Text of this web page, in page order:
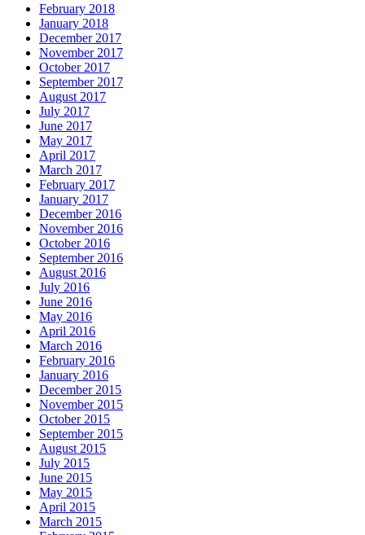
February 2018
January 2018
December 2017
November 2017
October 2017
September 2017
August 2017
July 2017
June 2017
May 2017
April 2017
March 2017
February 2017
January 2017
December 2016
November 2016
October 2016
September 2016
August 2016
July 2016
June 2016
May 2016
April 2016
March 2016
February 2016
January 2016
December 2015
November 2015
October 2015
September 2015
August 2015
July 2015
June 2015
May 2015
April 2015
March 2015